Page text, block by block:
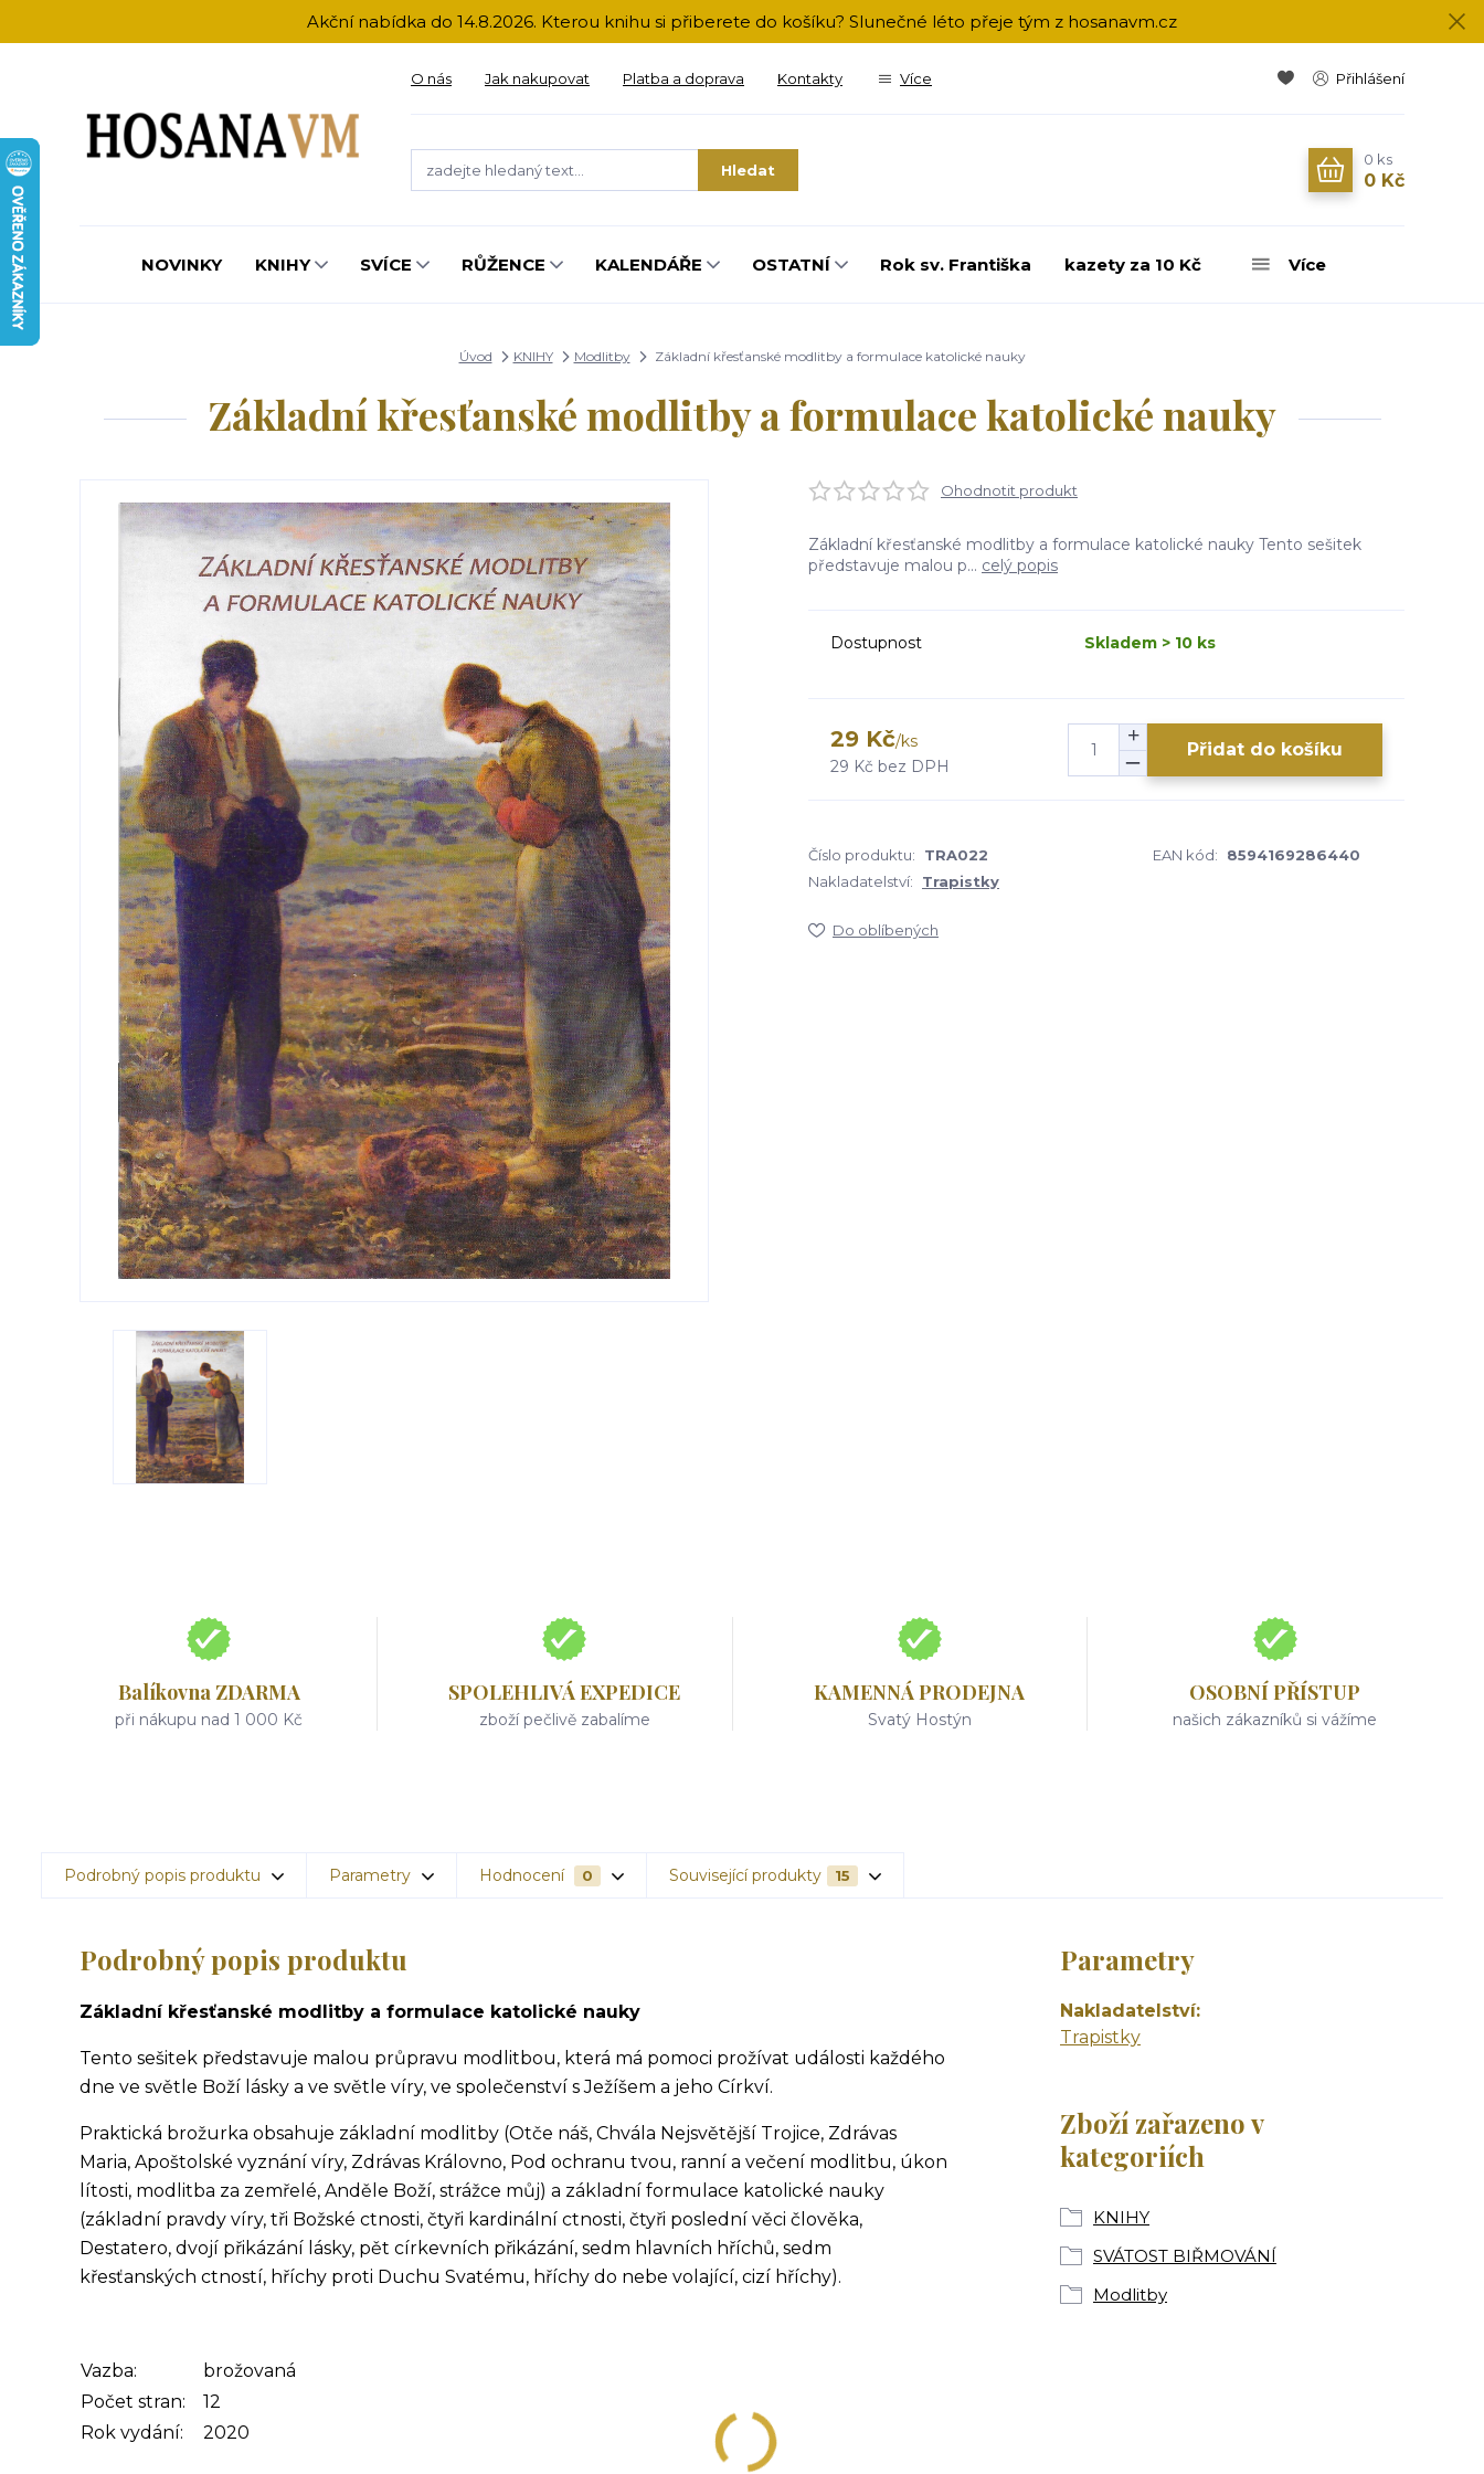
Akční nabídka do 14.8.2026. Kterou knihu si přiberete do košíku? Slunečné léto přeje tým z hosanavm.cz
O nás Jak nakupovat Platba a doprava Kontakty Více Přihlášení
Hledat
0 ks
0 Kč
NOVINKY KNIHY SVÍCE RŮŽENCE KALENDÁŘE OSTATNÍ Rok sv. Františka kazety za 10 Kč Více
Úvod KNIHY Modlitby Základní křesťanské modlitby a formulace katolické nauky
Základní křesťanské modlitby a formulace katolické nauky
Ohodnotit produkt
Základní křesťanské modlitby a formulace katolické nauky Tento sešitek
představuje malou p... celý popis
Dostupnost Skladem > 10 ks
29 Kč/ks
29 Kč bez DPH
Přidat do košíku
Číslo produktu: TRA022 EAN kód:
8594169286440
Nakladatelství:
Trapistky
Do oblíbených
Balíkovna ZDARMA
při nákupu nad 1 000 Kč
SPOLEHLIVÁ EXPEDICE
zboží pečlivě zabalíme
KAMENNÁ PRODEJNA
Svatý Hostýn
OSOBNÍ PŘÍSTUP
našich zákazníků si vážíme
Podrobný popis produktu Parametry Hodnocení 0 Související produkty 15
Podrobný popis produktu
Základní křesťanské modlitby a formulace katolické nauky
Tento sešitek představuje malou průpravu modlitbou, která má pomoci prožívat události každého
dne ve světle Boží lásky a ve světle víry, ve společenství s Ježíšem a jeho Církví.
Praktická brožurka obsahuje základní modlitby (Otče náš, Chvála Nejsvětější Trojice, Zdrávas
Maria, Apoštolské vyznání víry, Zdrávas Královno, Pod ochranu tvou, ranní a večení modlitbu, úkon
lítosti, modlitba za zemřelé, Anděle Boží, strážce můj) a základní formulace katolické nauky
(základní pravdy víry, tři Božské ctnosti, čtyři kardinální ctnosti, čtyři poslední věci člověka,
Destatero, dvojí přikázání lásky, pět církevních přikázání, sedm hlavních hříchů, sedm
křesťanských ctností, hříchy proti Duchu Svatému, hříchy do nebe volající, cizí hříchy).
Vazba:
brožovaná
Počet stran:
12
Rok vydání:
2020
Parametry
Nakladatelství
Trapistky
Zboží zařazeno v
kategoriích
KNIHY
SVÁTOST BIŘMOVÁNÍ
Modlitby